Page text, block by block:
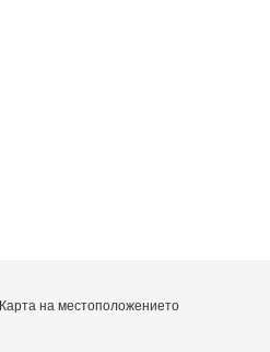
Карта на местоположението